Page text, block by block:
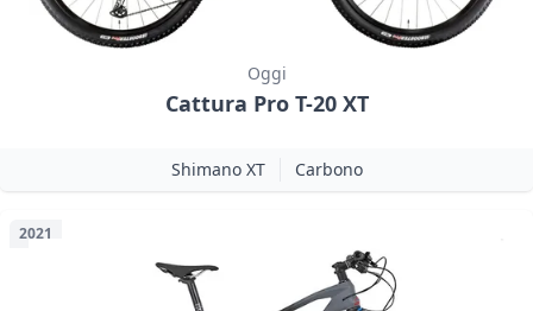
Oggi
Cattura Pro T-20 XT
Shimano XT Carbono
2021